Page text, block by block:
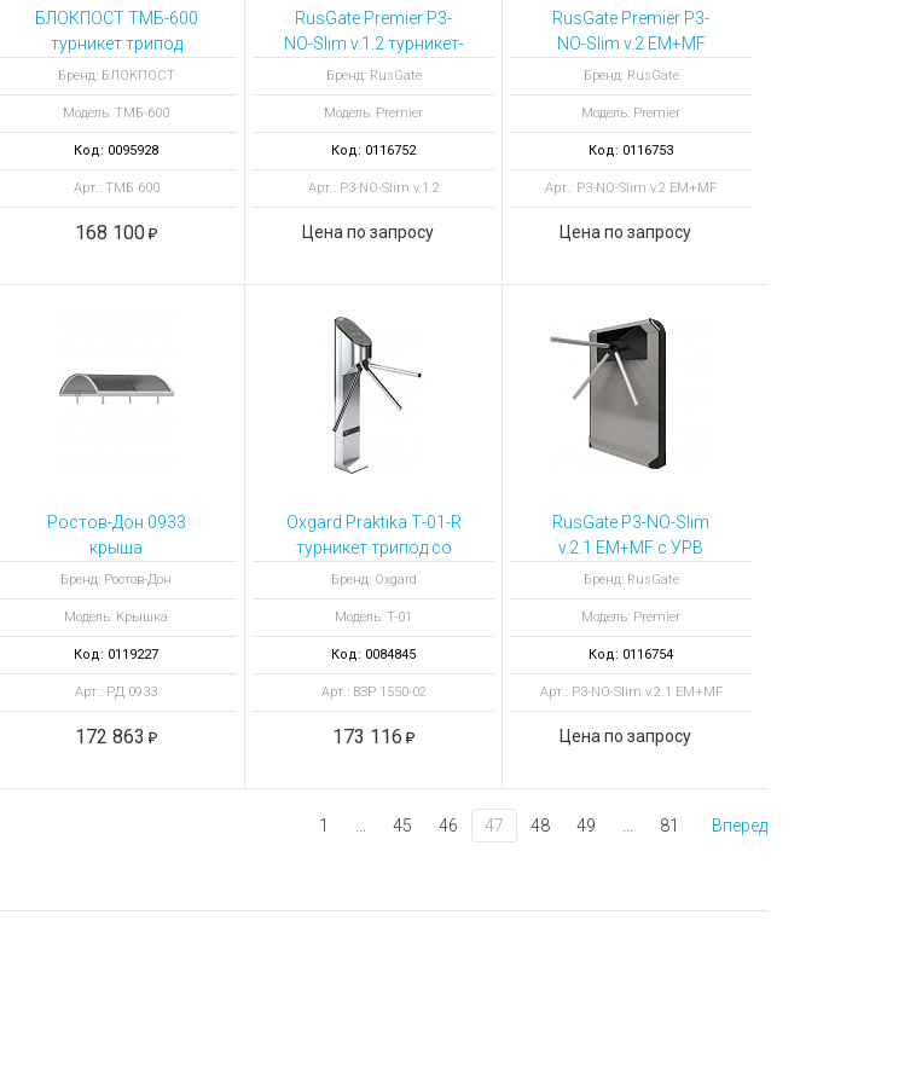
БЛОКПОСТ ТМБ-600
турникет трипод
тумбовый
Бренд: БЛОКПОСТ
Модель: ТМБ-600
Код: 0095928
Арт.: ТМБ 600
168 100
RusGate Premier P3-
NO-Slim v.1.2 турникет-
счетчик STOP-COVID с
планками Антипаника
Бренд: RusGate
Модель: Premier
Код: 0116752
Арт.: P3-NO-Slim v.1.2
Цена по запросу
RusGate Premier P3-
NO-Slim v.2 EM+MF
турникет-трипод
тумбовый с планками
Антипаника
Бренд: RusGate
Модель: Premier
Код: 0116753
Арт.: P3-NO-Slim v.2 EM+MF
Цена по запросу
Ростов-Дон 0933
крыша
полноростовых
турникетов ПР1/ПР1Л
Бренд: Ростов-Дон
Модель: Крышка
Код: 0119227
Арт.: РД 0933
172 863
Oxgard Praktika Т-01-R
турникет трипод со
считывателем Mifare
Бренд: Oxgard
Модель: T-01
Код: 0084845
Арт.: ВЗР 1550-02
173 116
RusGate P3-NO-Slim
v.2.1 EM+MF с УРВ
автономная
проходная с
планками Антипаника
Бренд: RusGate
Модель: Premier
Код: 0116754
Арт.: P3-NO-Slim v.2.1 EM+MF
Цена по запросу
1 45 46 47 48 49 81 Вперед